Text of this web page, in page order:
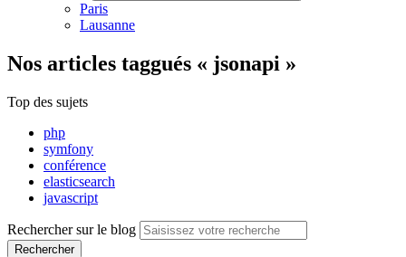
Paris
Lausanne
Nos articles taggués « jsonapi »
Top des sujets
php
symfony
conférence
elasticsearch
javascript
Rechercher sur le blog
Rechercher